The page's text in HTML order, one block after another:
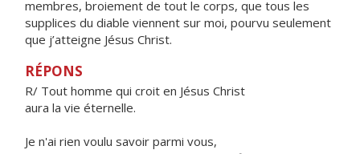
membres, broiement de tout le corps, que tous les
supplices du diable viennent sur moi, pourvu seulement
que j’atteigne Jésus Christ.
RÉPONS
R/ Tout homme qui croit en Jésus Christ
aura la vie éternelle.
Je n'ai rien voulu savoir parmi vous,